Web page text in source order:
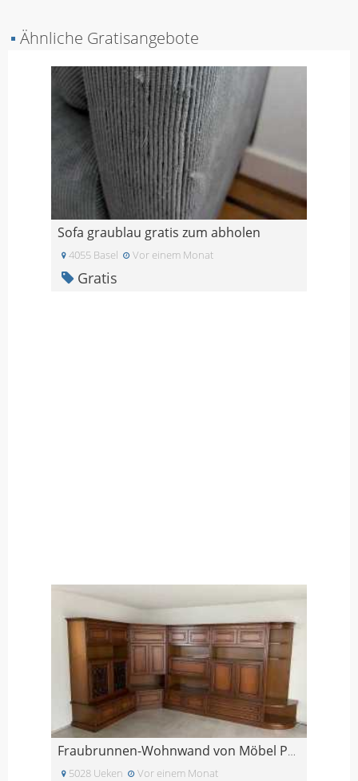
▪ Ähnliche Gratisangebote
Sofa graublau gratis zum abholen
4055 Basel Vor einem Monat
Gratis
Fraubrunnen-Wohnwand von Möbel Pfister
5028 Ueken Vor einem Monat